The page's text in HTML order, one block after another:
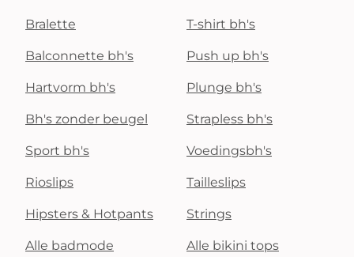
Bralette T-shirt bh's
Balconnette bh's Push up bh's
Hartvorm bh's Plunge bh's
Bh's zonder beugel Strapless bh's
Sport bh's Voedingsbh's
Rioslips Tailleslips
Hipsters & Hotpants Strings
Alle badmode Alle bikini tops